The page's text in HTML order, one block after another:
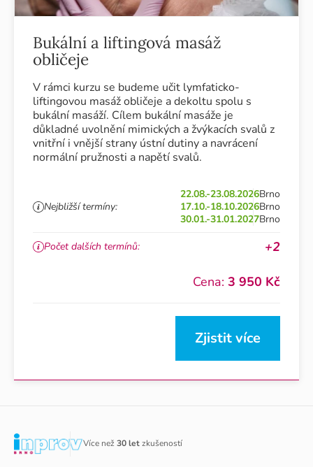
Bukální a liftingová masáž
obličeje
V rámci kurzu se budeme učit lymfaticko-
liftingovou masáž obličeje a dekoltu spolu s
bukální masáží. Cílem bukální masáže je
důkladné uvolnění mimických a žvýkacích svalů z
vnitřní i vnější strany ústní dutiny a navrácení
normální pružnosti a napětí svalů.
Nejbližší termíny:
22.08.-23.08.2026Brno
17.10.-18.10.2026Brno
30.01.-31.01.2027Brno
Počet dalších termínů: +2
Cena: 3 950 Kč
Zjistit více
Více než30 letzkušeností